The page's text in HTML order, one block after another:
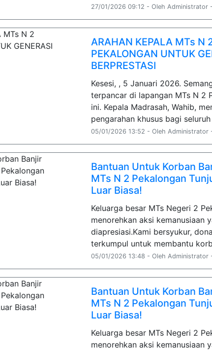
27/01/2026 09:12 - Oleh Administrator
ARAHAN KEPALA MTs N
PEKALONGAN UNTUK
BERPRESTASI
Kesesi, , 5 Januari 2026.
terpancar di lapangan MTs N 2
ini. Kepala Madrasah, Wahib,
pengarahan khusus bagi
05/01/2026 13:52 - Oleh Administrator
Bantuan Untuk Korban
MTs N 2 Pekalongan
Luar Biasa!
Keluarga besar MTs Negeri 2
menorehkan aksi kemanusiaan
diapresiasi.Kami bersyukur,
terkumpul untuk membantu
05/01/2026 13:48 - Oleh Administrator
Bantuan Untuk Korban
MTs N 2 Pekalongan
Luar Biasa!
Keluarga besar MTs Negeri 2
menorehkan aksi kemanusiaan